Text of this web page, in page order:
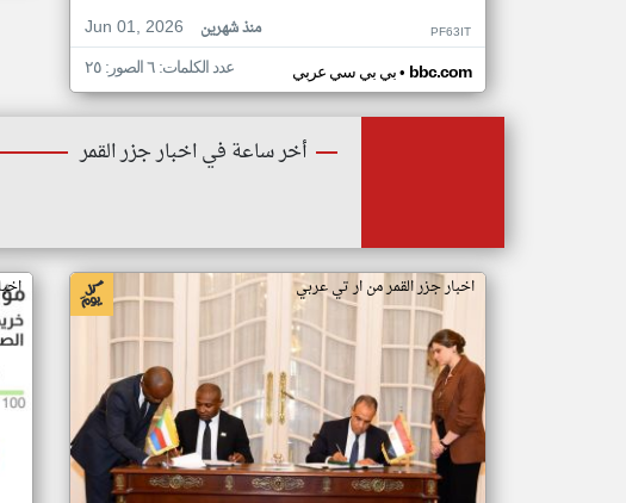
Jun 01, 2026
منذ شهرين PF63IT
بي بي سي عربي• bbc.com عدد الكلمات: ٦ الصور: ٢٥
أخر ساعة في اخبار جزر القمر
اخبار جزر القمر من ار تي عربي